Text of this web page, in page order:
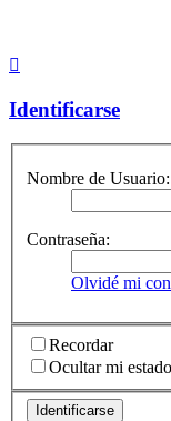
Identificarse
Nombre de Usuario:
Contraseña:
Olvidé mi
Recordar
Ocultar mi